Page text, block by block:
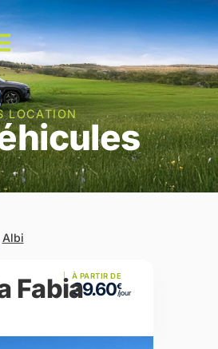
LOCATION
Albi
À PARTIR DE
39.60
Fabia